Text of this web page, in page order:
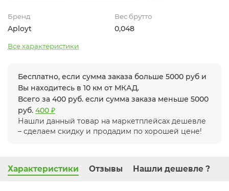
Бренд
Aployt
Вес брутто
0,048
Все характеристики
Бесплатно, если сумма заказа больше 5000 руб и
Вы находитесь в 10 км от МКАД.
Всего за 400 руб. если сумма заказа меньше 5000
руб. 400 ₽
Нашли данный товар на маркетплейсах дешевле
– сделаем скидку и продадим по хорошей цене!
Характеристики Отзывы Нашли дешевле ?